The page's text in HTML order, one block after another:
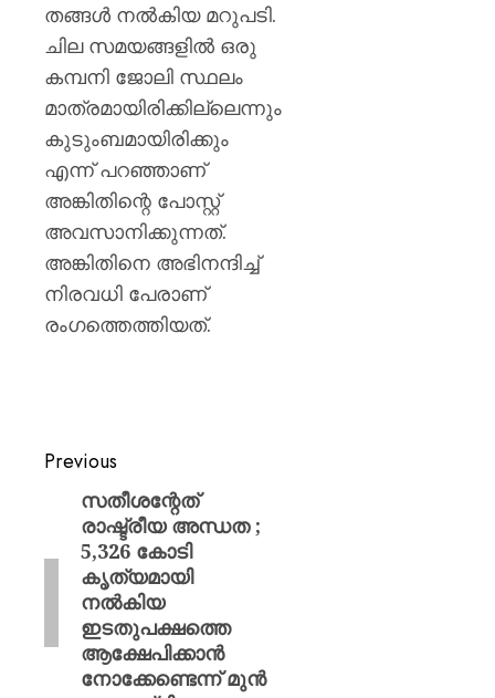
തങ്ങള്‍ നല്‍കിയ മറുപടി.
ചില സമയങ്ങളില്‍ ഒരു
കമ്പനി ജോലി സ്ഥലം
മാത്രമായിരിക്കില്ലെന്നും
കുടുംബമായിരിക്കും
എന്ന് പറഞ്ഞാണ്
അങ്കിതിന്റെ പോസ്റ്റ്
അവസാനിക്കുന്നത്.
അങ്കിതിനെ അഭിനന്ദിച്ച്
നിരവധി പേരാണ്
രംഗത്തെത്തിയത്.
Previous
സതീശന്റേത്
രാഷ്ട്രീയ അന്ധത ;
5,326 കോടി
കൃത്യമായി
നൽകിയ
ഇടതുപക്ഷത്തെ
ആക്ഷേപിക്കാൻ
നോക്കേണ്ടെന്ന് മുൻ